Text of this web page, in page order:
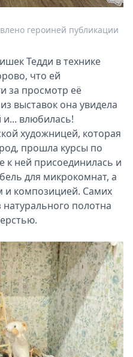
героиней публикации
Тедди в технике
что ей
за просмотр её
выставок она увидела
влюбилась!
художницей, которая
прошла курсы по
к ней присоединилась и
для микрокомнат, а
и композицией. Самих
полотна